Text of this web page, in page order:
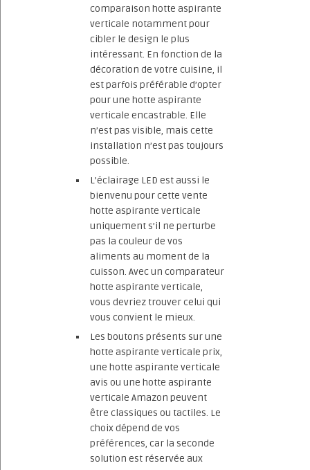
comparaison hotte aspirante
verticale notamment pour
cibler le design le plus
intéressant. En fonction de la
décoration de votre cuisine, il
est parfois préférable d’opter
pour une hotte aspirante
verticale encastrable. Elle
n’est pas visible, mais cette
installation n’est pas toujours
possible.
L’éclairage LED est aussi le
bienvenu pour cette vente
hotte aspirante verticale
uniquement s’il ne perturbe
pas la couleur de vos
aliments au moment de la
cuisson. Avec un comparateur
hotte aspirante verticale,
vous devriez trouver celui qui
vous convient le mieux.
Les boutons présents sur une
hotte aspirante verticale prix,
une hotte aspirante verticale
avis ou une hotte aspirante
verticale Amazon peuvent
être classiques ou tactiles. Le
choix dépend de vos
préférences, car la seconde
solution est réservée aux